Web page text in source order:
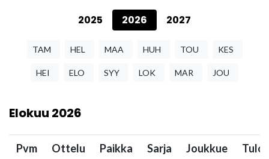
2025 2026 2027
TAM HEL MAA HUH TOU KES
HEI ELO SYY LOK MAR JOU
Elokuu 2026
Pvm Ottelu Paikka Sarja Joukkue Tulos